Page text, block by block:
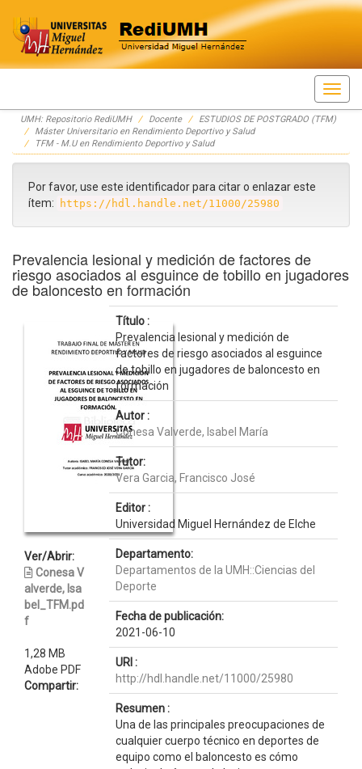
Skip
navigation
UMH: Repositorio RediUMH Docente
ESTUDIOS DE POSTGRADO (TFM)
Máster Universitario en Rendimiento Deportivo y Salud
TFM - M.U en Rendimiento Deportivo y Salud
Por favor, use este identificador para citar o enlazar este
ítem:
https://hdl.handle.net/11000/25980
Prevalencia lesional y medición de factores de
riesgo asociados al esguince de tobillo en jugadores
de baloncesto en formación
Ver/Abrir:
Conesa V
alverde, Isa
bel_TFM.pd
f
1,28 MB
Adobe PDF
Compartir:
Título :
Prevalencia lesional y medición de
factores de riesgo asociados al esguince
de tobillo en jugadores de baloncesto en
formación
Autor :
Conesa Valverde, Isabel María
Tutor:
Vera Garcia, Francisco José
Editor :
Universidad Miguel Hernández de Elche
Departamento:
Departamentos de la UMH::Ciencias del
Deporte
Fecha de publicación:
2021-06-10
URI :
http://hdl.handle.net/11000/25980
Resumen :
Una de las principales preocupaciones de
cualquier cuerpo técnico en deportes de
equipo como el baloncesto es cómo